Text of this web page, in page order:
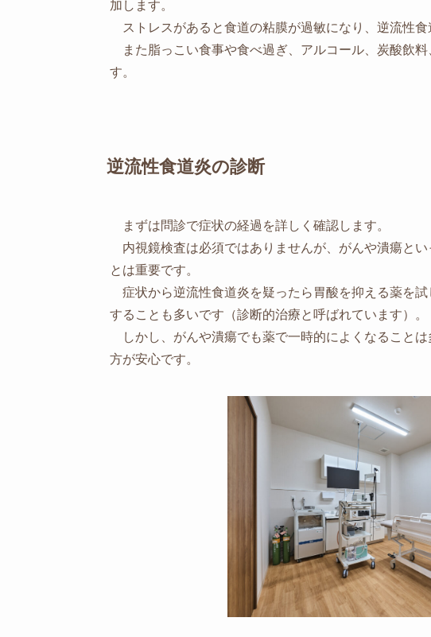
加します。
ストレスがあると食道の粘膜が過敏になり、逆流性食
また脂っこい食事や食べ過ぎ、アルコール、炭酸飲
す。
逆流性食道炎の診断
まずは問診で症状の経過を詳しく確認します。
内視鏡検査は必須ではありませんが、がんや潰瘍と
とは重要です。
症状から逆流性食道炎を疑ったら胃酸を抑える薬を
することも多いです（診断的治療と呼ばれています）。
しかし、がんや潰瘍でも薬で一時的によくなること
方が安心です。